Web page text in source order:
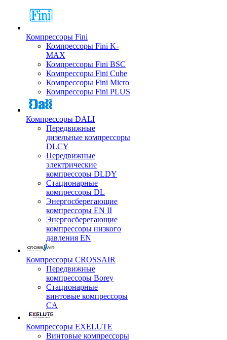
Компрессоры Fini
Компрессоры Fini K-
MAX
Компрессоры Fini BSC
Компрессоры Fini Cube
Компрессоры Fini Micro
Компрессоры Fini PLUS
Компрессоры DALI
Передвижные
дизельные компрессоры
DLCY
Передвижные
электрические
компрессоры DLDY
Стационарные
компрессоры DL
Энергосберегающие
компрессоры EN II
Энергосберегающие
компрессоры низкого
давления EN
Компрессоры CROSSAIR
Передвижные
компрессоры Borey
Стационарные
винтовые компрессоры
CA
Компрессоры EXELUTE
Винтовые компрессоры